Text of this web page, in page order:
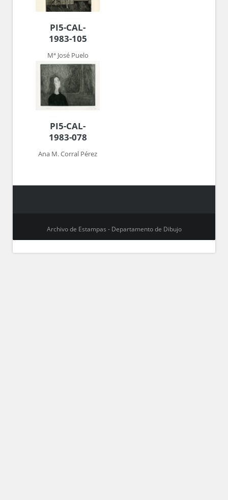
PI5-CAL-
1983-105
Mª José Puelo
PI5-CAL-
1983-078
Ana M. Corral Pérez
Archivo de Estampas - Departamento de Dibujo